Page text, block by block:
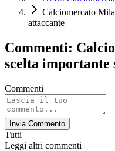
Calciomercato
attaccante
Commenti:
scelta importante
Commenti
Invia Commento
Tutti
Leggi altri commenti